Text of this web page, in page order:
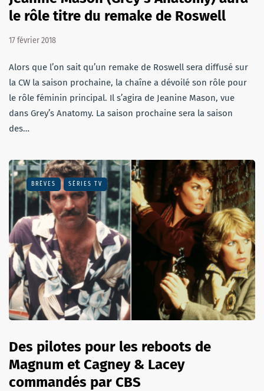
le rôle titre du remake de Roswell
17 février 2018
Alors que l’on sait qu’un remake de Roswell sera diffusé sur
la CW la saison prochaine, la chaîne a dévoilé son rôle pour
le rôle féminin principal. Il s’agira de Jeanine Mason, vue
dans Grey’s Anatomy. La saison prochaine sera la saison
des…
BRÈVES SÉRIES TV
Des pilotes pour les reboots de
Magnum et Cagney & Lacey
commandés par CBS